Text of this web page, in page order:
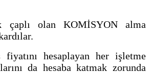
çaplı olan KOMİSYON alma
hesaplayan her işletme
da hesaba katmak zorunda